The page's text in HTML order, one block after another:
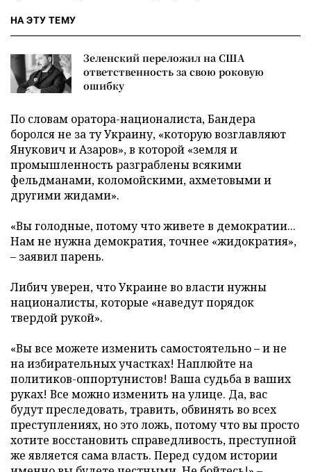
НА ЭТУ ТЕМУ
Зеленский переложил на США
ответственность за свою роковую
ошибку
По словам оратора-националиста, Бандера
боролся не за ту Украину, «которую возглавляют
Янукович и Азаров», в которой «земля и
промышленность разграблены всякими
фельдманами, коломойскими, ахметовыми и
другими жидами».
«Вы голодные, потому что живете в демократии...
Нам не нужна демократия, точнее «жидократия»,
– заявил парень.
Либич уверен, что Украине во власти нужны
националисты, которые «наведут порядок
твердой рукой».
«Вы все можете изменить самостоятельно – и не
на избирательных участках! Наплюйте на
политиков-оппортунистов! Ваша судьба в ваших
руках! Все можно изменить на улице. Да, вас
будут преследовать, травить, обвинять во всех
преступлениях, но это ложь, потому что вы просто
хотите восстановить справедливость, преступной
же является сама власть. Перед судом истории